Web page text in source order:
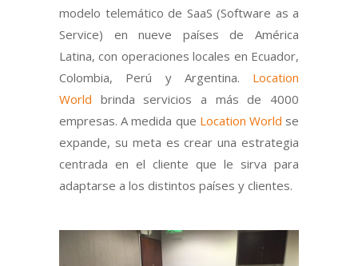
modelo telemático de SaaS (Software as a
Service) en nueve países de América
Latina, con operaciones locales en Ecuador,
Colombia, Perú y Argentina. Location
World brinda servicios a más de 4000
empresas. A medida que Location World se
expande, su meta es crear una estrategia
centrada en el cliente que le sirva para
adaptarse a los distintos países y clientes.